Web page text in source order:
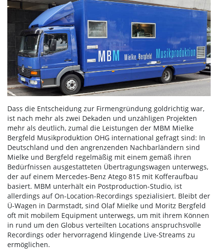
Dass die Entscheidung zur Firmengründung goldrichtig war,
ist nach mehr als zwei Dekaden und unzähligen Projekten
mehr als deutlich, zumal die Leistungen der MBM Mielke
Bergfeld Musikproduktion OHG international gefragt sind: In
Deutschland und den angrenzenden Nachbarländern sind
Mielke und Bergfeld regelmäßig mit einem gemäß ihren
Bedürfnissen ausgestatteten Übertragungswagen unterwegs,
der auf einem Mercedes-Benz Atego 815 mit Kofferaufbau
basiert. MBM unterhält ein Postproduction-Studio, ist
allerdings auf On-Location-Recordings spezialisiert. Bleibt der
Ü-Wagen in Darmstadt, sind Olaf Mielke und Moritz Bergfeld
oft mit mobilem Equipment unterwegs, um mit ihrem Können
in rund um den Globus verteilten Locations anspruchsvolle
Recordings oder hervorragend klingende Live-Streams zu
ermöglichen.